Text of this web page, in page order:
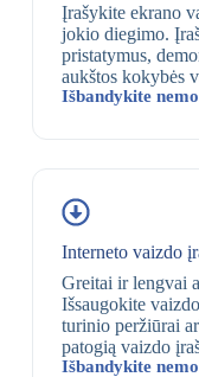
Įrašykite ekrano
jokio diegimo.
pristatymus,
aukštos kokybės
Išbandykite
Interneto vaizdo
Greitai ir lengvai
Išsaugokite
turinio peržiūrai
patogią vaizdo
Išbandykite